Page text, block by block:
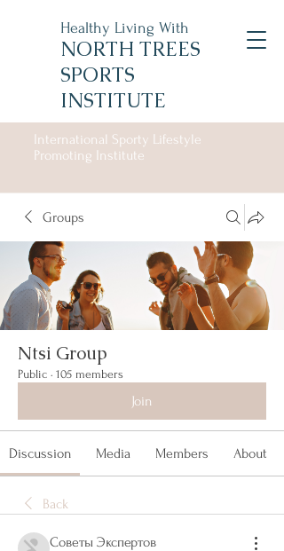
Healthy Living With
NORTH TREES
SPORTS
INSTITUTE
International Sporty Lifestyle
Promoting Institute
Groups
Ntsi Group
Public · 105 members
Join
Discussion Media Members About
Back
Советы Экспертов